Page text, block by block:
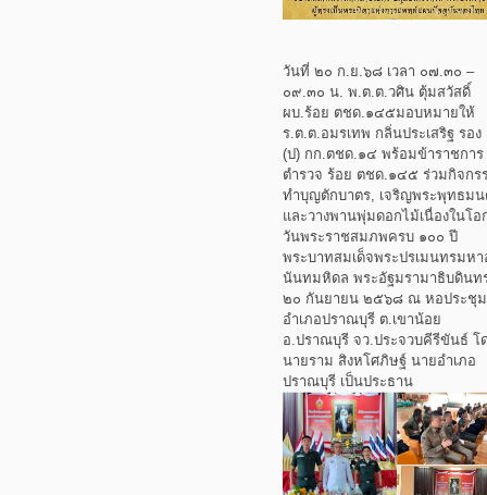
วันที่ ๒๐ ก.ย.๖๘ เวลา ๐๗.๓๐ –
๐๙.๓๐ น. พ.ต.ต.วศิน ตุ้มสวัสดิ์
ผบ.ร้อย ตชด.๑๔๕มอบหมายให้
ร.ต.ต.อมรเทพ กลิ่นประเสริฐ รอง
(ป) กก.ตชด.๑๔ พร้อมข้าราชการ
ตำรวจ ร้อย ตชด.๑๔๕ ร่วมกิจกร
ทำบุญตักบาตร, เจริญพระพุทธม
และวางพานพุ่มดอกไม้เนื่องในโอ
วันพระราชสมภพครบ ๑๐๐ ปี
พระบาทสมเด็จพระปรเมนทรมหา
นันทมหิดล พระอัฐมรามาธิบดินท
๒๐ กันยายน ๒๕๖๘ ณ หอประชุม
อำเภอปราณบุรี ต.เขาน้อย
อ.ปราณบุรี จว.ประจวบคีรีขันธ์ โ
นายราม สิงหโศภิษฐ์ นายอำเภอ
ปราณบุรี เป็นประธาน